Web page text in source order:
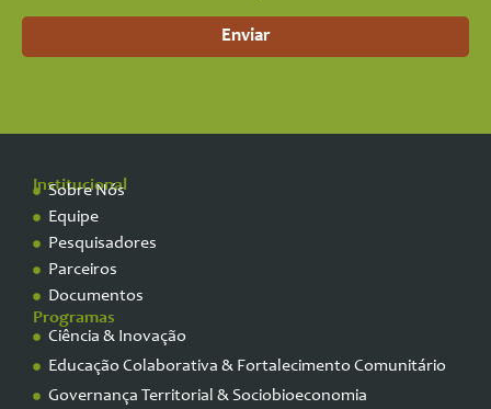
Enviar
Institucional
Sobre Nós
Equipe
Pesquisadores
Parceiros
Documentos
Programas
Ciência & Inovação
Educação Colaborativa & Fortalecimento Comunitário
Governança Territorial & Sociobioeconomia